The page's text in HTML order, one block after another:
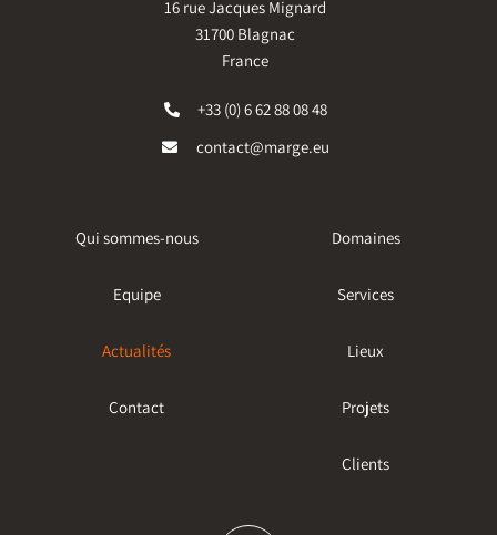
16 rue Jacques Mignard
31700 Blagnac
France
+33 (0) 6 62 88 08 48
contact@marge.eu
Qui sommes-nous
Equipe
Actualités
Contact
Domaines
Services
Lieux
Projets
Clients